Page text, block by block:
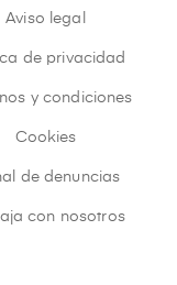
Aviso legal
de privacidad
y condiciones
Cookies
de denuncias
con nosotros